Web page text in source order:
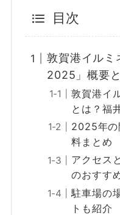
目次
敦賀港イルミ
2025」概要
敦賀港イ
とは？福
2025年の
料まとめ
アクセス
のおすす
駐車場の
トも紹介